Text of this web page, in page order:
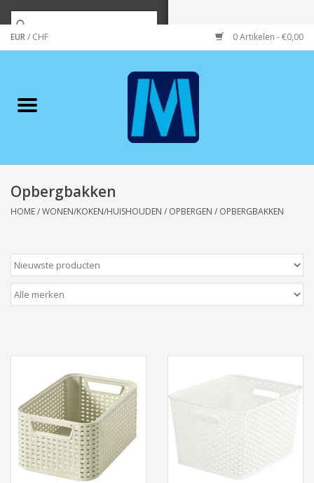
EUR/ CHF 0 Artikelen - €0,00
Merken
Wonen/koken/huishouden
Wenskaarten
Zeeuws/Streek
Elektra
Baby & Peuter
Opbergbakken
HOME/WONEN/KOKEN/HUISHOUDEN / OPBERGEN / OPBERGBAKKEN